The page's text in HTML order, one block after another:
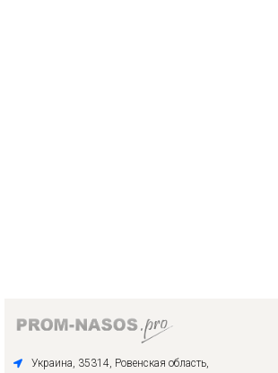
Украина, 35314, Ровенская область,